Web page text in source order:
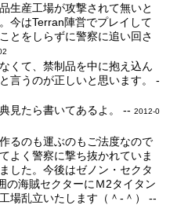
生産工場が攻撃されて無いと
今はTerran陣営でプレイして
とをしらずに警察に追い回さ
くて、禁制品を中に抱え込ん
言うのが正しいと思います。 -
見たら書いてあるよ。 --2012-0
るのも運ぶのもご法度なので
よく警察に撃ち抜かれていま
した。今後はゼノン・セクタ
の海賊セクターにＭ2タイタン
場乱立いたします（＾-＾） --